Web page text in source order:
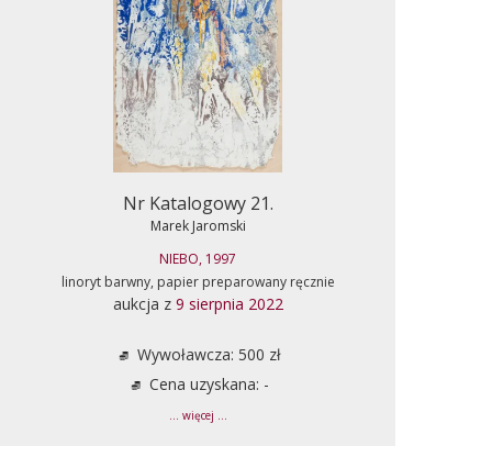
Nr Katalogowy 21.
Marek Jaromski
NIEBO, 1997
linoryt barwny, papier preparowany ręcznie
aukcja z 9 sierpnia 2022
Wywoławcza: 500 zł
Cena uzyskana: -
... więcej ...